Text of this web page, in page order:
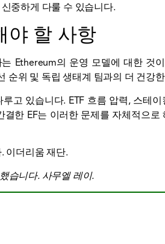
중하게 다룰 수 있습니다.
야 할 사항
Ethereum의 운영 모델에 대한 것
순위 및 독립 생태계 팀과의 더 건강
고 있습니다. ETF 흐름 압력, 스테이
한 EF는 이러한 문제를 자체적으
이더리움 재단.
습니다. 사무엘 레이.